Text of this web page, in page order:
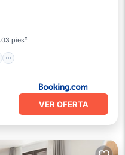
pies²
VER OFERTA